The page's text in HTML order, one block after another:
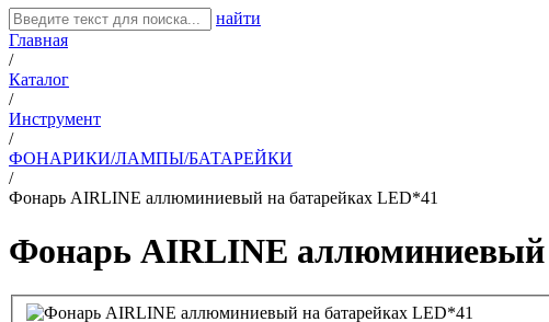
найти
Главная
/
Каталог
/
Инструмент
/
ФОНАРИКИ/ЛАМПЫ/БАТАРЕЙКИ
/
Фонарь AIRLINE аллюминиевый на батарейках LED*41
Фонарь AIRLINE аллюминиевый